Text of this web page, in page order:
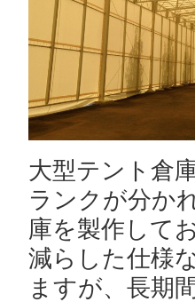
大型テント倉
ランクが分か
庫を製作して
減らした仕様
ますが、長期